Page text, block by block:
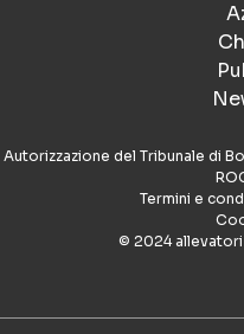
Autorizzazione del Tribunale di
Termini e
© 2024 allevatori